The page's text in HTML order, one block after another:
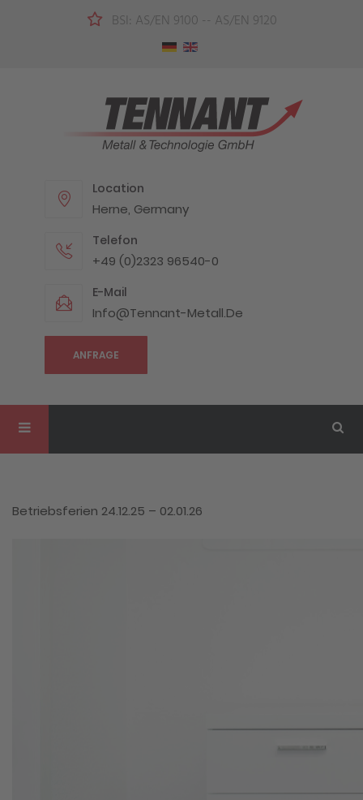
BSI: AS/EN 9100 -- AS/EN 9120
Location
Herne, Germany
Telefon
+49 (0)2323 96540-0
E-Mail
Info@tennant-Metall.de
ANFRAGE
Betriebsferien 24.12.25 – 02.01.26